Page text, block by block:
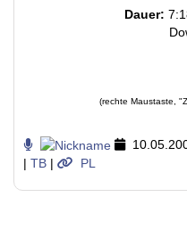
Dauer:
(rechte Maustaste,
| TB | PL